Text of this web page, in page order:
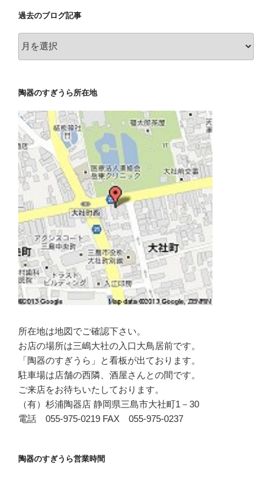
ー
別
記
過去のブログ記事
去
ロ
グ
記
事
陶器のすぎうら所在地
所在地は地図でご確認下さい。
お店の場所は三嶋大社の入口大鳥居前です。
「陶器のすぎうら」と看板が出ております。
駐車場は店舗の西隣、酒屋さんとの間です。
ご来店をお待ちいたしております。
（有）杉浦陶器店 静岡県三島市大社町1－30
電話 055-975-0219 FAX 055-975-0237
陶器のすぎうら営業時間